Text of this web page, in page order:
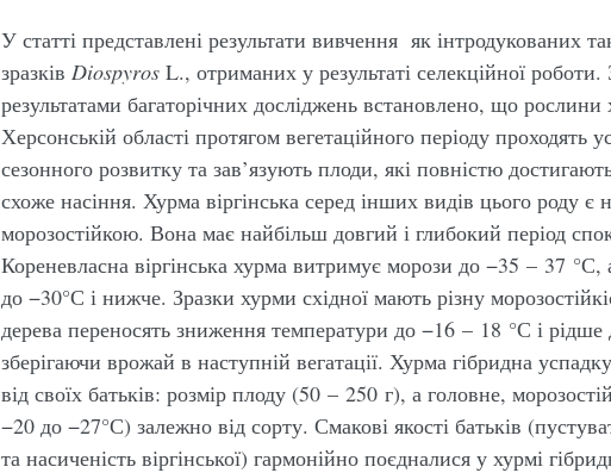
У статті представлені результати вивчення як інтродукованих
зразків Diospyros L., отриманих у результаті селекційної роботи.
результатами багаторічних досліджень встановлено, що
Херсонській області протягом вегетаційного періоду проходять
сезонного розвитку та зав’язують плоди, які повністю
схоже насіння. Хурма віргінська серед інших видів цього роду є
морозостійкою. Вона має найбільш довгий і глибокий період
Кореневласна віргінська хурма витримує морози до −35 – 37
до −30°С і нижче. Зразки хурми східної мають різну
дерева переносять зниження температури до −16 – 18 °С і
зберігаючи врожай в наступній вегатації. Хурма гібридна
від своїх батьків: розмір плоду (50 – 250 г), а головне,
−20 до −27°С) залежно від сорту. Смакові якості батьків
та насиченість віргінської) гармонійно поєдналися у хурмі